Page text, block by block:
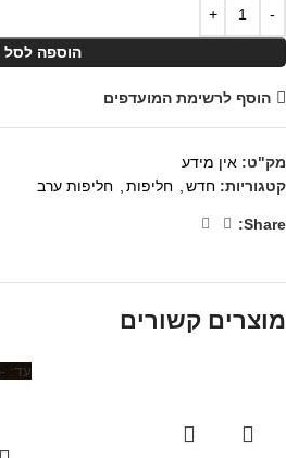
הוספה לסל
הוסף לרשימת המועדפים
מק"ט: אין מידע
קטגוריות: חדש חליפות חליפות ערב
Share:
מוצרים קשורים
-33%